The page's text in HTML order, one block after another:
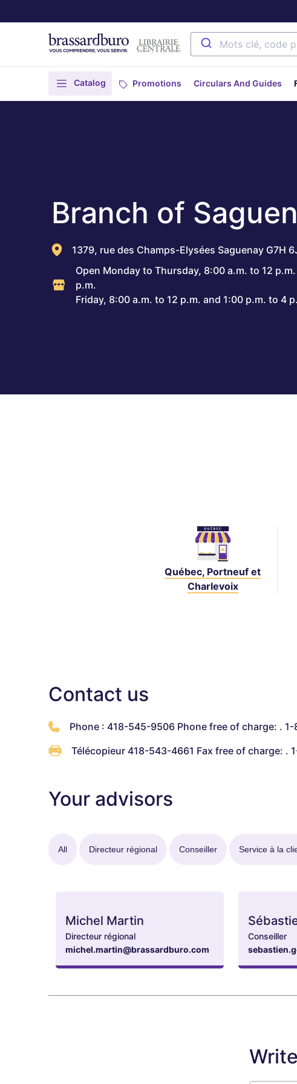
Catalog Promotions Circulars And Guides
Branch of
1379, rue des Champs-Elysées Saguenay G7H
Open Monday to Thursday, 8:00 a.m. to 12
p.m.
Friday, 8:00 a.m. to 12 p.m. and 1:00 p.m. to 4
Québec, Portneuf et
Charlevoix
Contact us
Phone : 418-545-9506 Phone free of charge: .
Télécopieur 418-543-4661 Fax free of charge: .
Your advisors
All Directeur régional Conseiller Service à la
Michel Martin
Directeur régional
michel.martin@brassardburo.com
Conseiller